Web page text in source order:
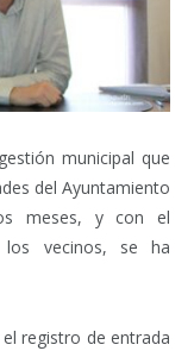
municipal que
del Ayuntamiento
meses, y con el
los vecinos, se ha
registro de entrada